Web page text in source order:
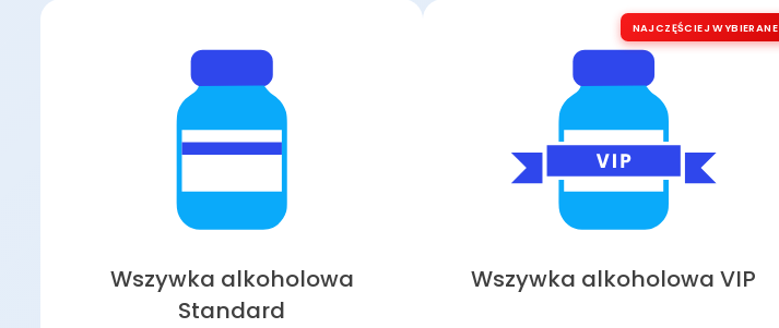
Wszywka alkoholowa
Standard
NAJCZĘŚCIEJ WYBIERANE
Wszywka alkoholowa VIP